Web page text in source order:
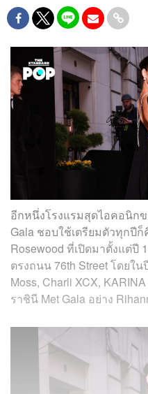
อีกหนึ่งโรงแรมสุดไอคอนิก
Gala ชอบใช้เตรียมตัวทุกปีก็
Rosewood ที่เปิดมาตั้งแต่ปี
ตรงถนน 76th Street โดยใ
Moss, Charli XCX,
ราชินี Met Gala อย่าง